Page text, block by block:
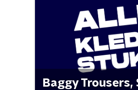
Baggy Trousers,